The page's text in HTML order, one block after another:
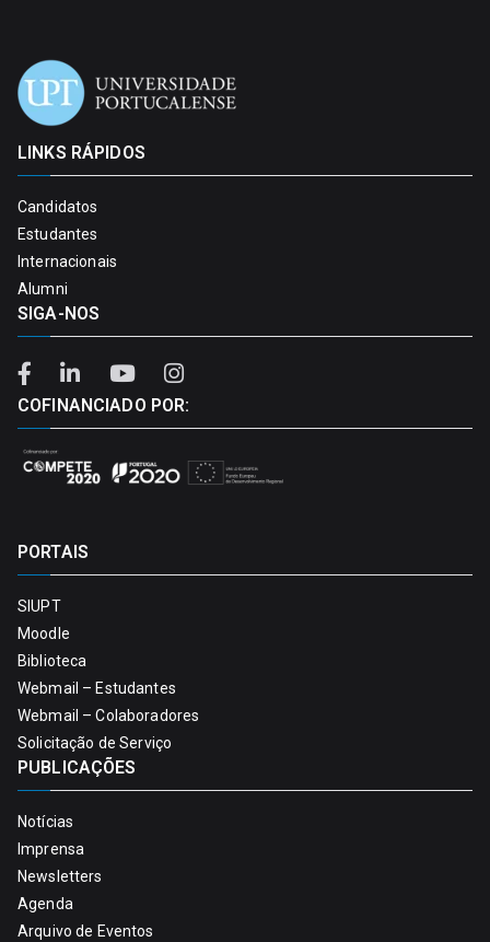
LINKS RÁPIDOS
Candidatos
Estudantes
Internacionais
Alumni
SIGA-NOS
COFINANCIADO POR:
PORTAIS
SIUPT
Moodle
Biblioteca
Webmail – Estudantes
Webmail – Colaboradores
Solicitação de Serviço
PUBLICAÇÕES
Notícias
Imprensa
Newsletters
Agenda
Arquivo de Eventos